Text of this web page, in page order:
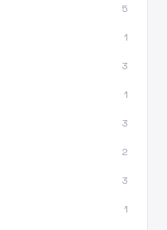
5
1
3
1
3
2
3
1